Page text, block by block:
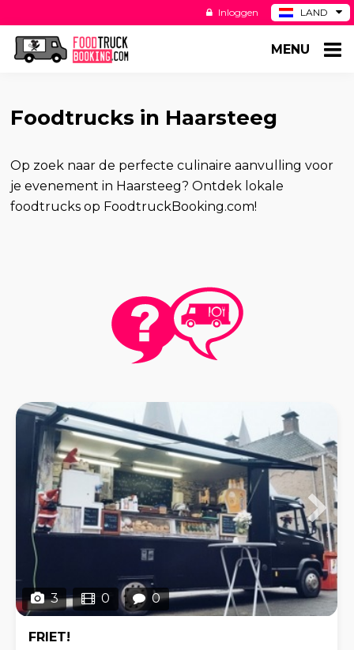
LAND
DE
Inloggen
MENU
Foodtrucks in Haarsteeg
Op zoek naar de perfecte culinaire aanvulling voor
je evenement in Haarsteeg? Ontdek lokale
foodtrucks op FoodtruckBooking.com!
3 0 0
FRIET!